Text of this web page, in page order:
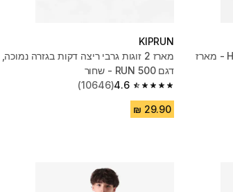
גרבי טיולים גבוהים דגם Hike 50 - מארז
KIPRUN
מארז 2 זוגות גרבי ריצה דקות בגזרה נמוכה,
דגם RUN 500 - שחור
4.6
4.6 out of 5 stars from 10646 reviews
(10646)